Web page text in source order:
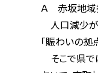
Ａ 赤坂地域
人口減少が深刻
「賑わいの拠点」
そこで県では、